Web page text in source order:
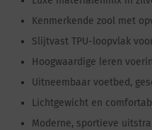
Kenmerkende zool met
Slijtvast TPU-loopvlak
Hoogwaardige leren
Uitneembaar voetbed,
Lichtgewicht en
Moderne, sportieve